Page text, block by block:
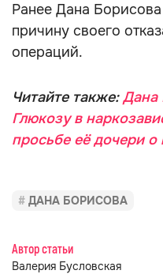
Ранее Дана Борисова
причину своего
операций.
Читайте также:Дана
Глюкозу в
просьбе её дочери
ДАНА БОРИСОВА
Автор статьи
Валерия Бусловская